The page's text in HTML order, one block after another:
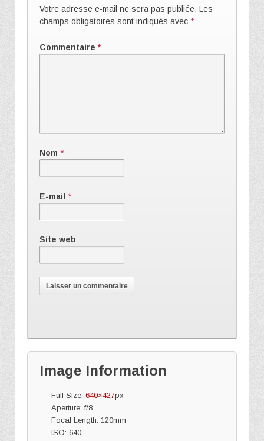
Votre adresse e-mail ne sera pas publiée. Les
champs obligatoires sont indiqués avec *
Commentaire *
Nom *
E-mail *
Site web
Image Information
Full Size: 640×427px
Aperture: f/8
Focal Length: 120mm
ISO: 640